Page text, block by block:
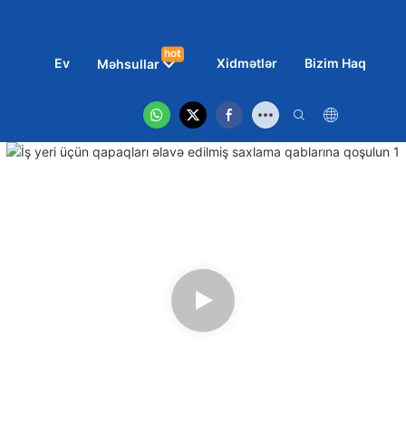
Ev Məhsullar
hot
Xidmətlər Bizim Haqqımız